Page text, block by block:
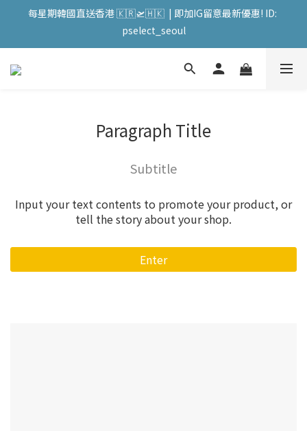
會員購物滿HKD599寄送 順豐站 / 順便智能櫃 免運費! (果汁/韓國
被/直播商品除外) | FACEBOOK: PATC遊走泡菜國
每星期韓國直送香港 🇰🇷🛫🇭🇰  | 即加IG留意最新優惠! ID:
pselect_seoul
被/直播商品除外) | FACEBOOK: PATC遊走泡菜國
Paragraph Title
Subtitle
Input your text contents to promote your product, or
tell the story about your shop.
Enter